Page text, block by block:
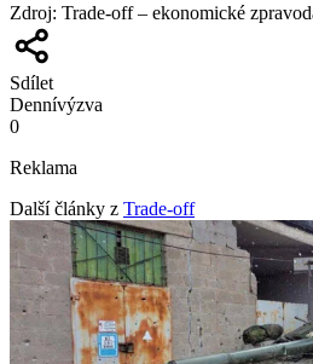
Zdroj: Trade-off – ekonomické
Sdílet
Dennívýzva
0
Reklama
Další články z Trade-off